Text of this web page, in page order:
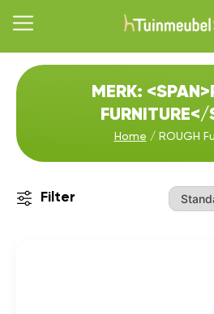
MERK:
FURNITURE</
Home / ROUGH
Filter